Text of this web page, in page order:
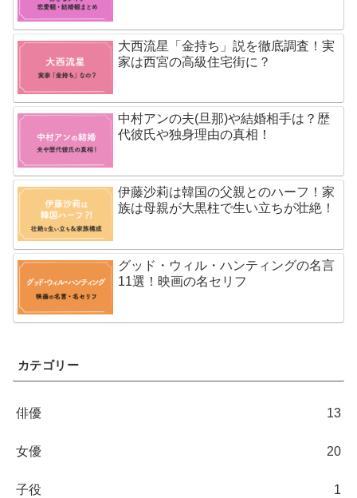
大西流星「金持ち」説を徹底調査！実
家は西宮の高級住宅街に？
中村アンの夫(旦那)や結婚相手は？歴
代彼氏や独身理由の真相！
伊藤沙莉は韓国の父親とのハーフ！家
族は母親が大黒柱で生い立ちが壮絶！
グッド・ウィル・ハンティングの名言
11選！映画の名セリフ
カテゴリー
俳優 13
女優 20
子役 1